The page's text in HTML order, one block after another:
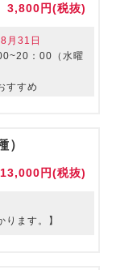
3,800円(税抜)
月31日
：00（水曜
すすめ
）
13,000円(税抜)
ります。】